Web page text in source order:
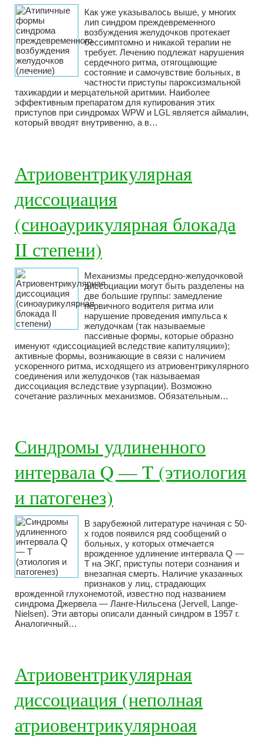
Как уже указывалось выше, у многих
лип синдром преждевременного
возбуждения желудочков протекает
бессимптомно и никакой терапии не
требует. Лечению подлежат нарушения
сердечного ритма, отягощающие
состояние и самочувствие больных, в
частности приступы пароксизмальной
тахикардии и мерцательной аритмии. Наиболее
эффективным препаратом для купирования этих
приступов при синдромах WPW и LGL является аймалин,
который вводят внутривенно, а в…
Атриовентрикулярная
диссоциация
(синоаурикулярная блокада
II степени)
Механизмы предсердно-желудочковой
диссоциации могут быть разделены на
две большие группы: замедление
первичного водителя ритма или
нарушение проведения импульса к
желудочкам (так называемые
пассивные формы, которые образно
именуют «диссоциацией вследствие капитуляции»);
активные формы, возникающие в связи с наличием
ускоренного ритма, исходящего из атриовентрикулярного
соединения или желудочков (так называемая
диссоциация вследствие узурпации). Возможно
сочетание различных механизмов. Обязательным…
Синдромы удлиненного
интервала Q — T (этиология
и патогенез)
В зарубежной литературе начиная с 50-
х годов появился ряд сообщений о
больных, у которых отмечается
врожденное удлинение интервала Q —
Т на ЭКГ, приступы потери сознания и
внезапная смерть. Наличие указанных
признаков у лиц, страдающих
врожденной глухонемотой, известно под названием
синдрома Джервела — Ланге-Нильсена (Jervell, Lange-
Nielsen). Эти авторы описали данный синдром в 1957 г.
Аналогичный…
Атриовентрикулярная
диссоциация (неполная
атриовентрикулярноая